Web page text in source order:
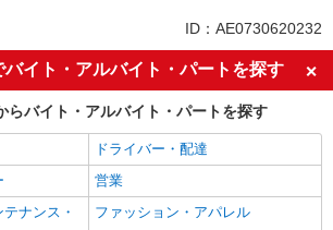
歓迎 ・認知症介護基礎研修 ・初任者研修 ・実務
研修 ・介護福祉士 など
護老人保健施設での看護師
時給：1800円 ※試用期間3ヶ月/条件変更なし
東京都あきる野市
未経験歓迎
新卒・第二新卒歓迎
主婦・主夫歓迎
学歴不問
ミドル（40代～）活躍中
中
シニア（60代～）活躍中
ID：AE0730620232
バイト・アルバイト・パートを探す
らバイト・アルバイト・パートを探す
ドライバー・配達
営業
ナンス・
ファッション・アパレル